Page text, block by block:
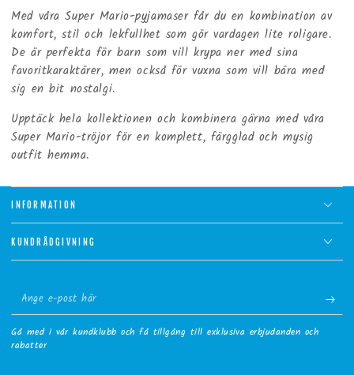
Med våra Super Mario-pyjamaser får du en kombination av
komfort, stil och lekfullhet som gör vardagen lite roligare.
De är perfekta för barn som vill krypa ner med sina
favoritkaraktärer, men också för vuxna som vill bära med
sig en bit nostalgi.
Upptäck hela kollektionen och kombinera gärna med våra
Super Mario-tröjor för en komplett, färgglad och mysig
outfit hemma.
INFORMATION
KUNDRÅDGIVNING
Ange
e-
post
Gå med i vår kundklubb och få tillgång till exklusiva erbjudanden och
rabatter